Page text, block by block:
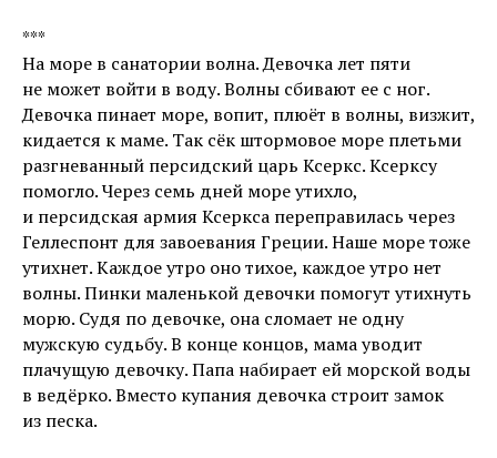
***
На море в санатории волна. Девочка лет пяти
не может войти в воду. Волны сбивают ее с ног.
Девочка пинает море, вопит, плюёт в волны, визжит,
кидается к маме. Так сёк штормовое море плетьми
разгневанный персидский царь Ксеркс. Ксерксу
помогло. Через семь дней море утихло,
и персидская армия Ксеркса переправилась через
Геллеспонт для завоевания Греции. Наше море тоже
утихнет. Каждое утро оно тихое, каждое утро нет
волны. Пинки маленькой девочки помогут утихнуть
морю. Судя по девочке, она сломает не одну
мужскую судьбу. В конце концов, мама уводит
плачущую девочку. Папа набирает ей морской воды
в ведёрко. Вместо купания девочка строит замок
из песка.